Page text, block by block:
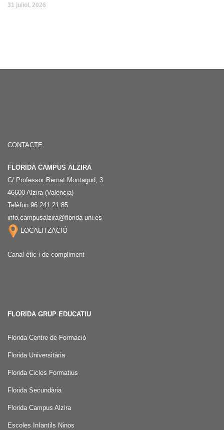
31 juliol, 2026
CONTACTE
FLORIDA CAMPUS ALZIRA
C/ Professor Bernat Montagud, 3
46600 Alzira (Valencia)
Telèfon 96 241 21 85
info.campusalzira@florida-uni.es
LOCALITZACIÓ
Canal ètic i de compliment
FLORIDA GRUP EDUCATIU
Florida Centre de Formació
Florida Universitària
Florida Cicles Formatius
Florida Secundària
Florida Campus Alzira
Escoles Infantils Ninos